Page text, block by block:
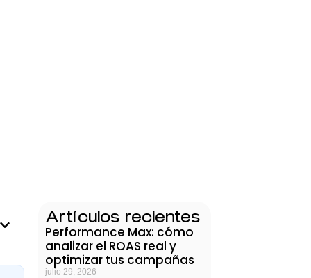
Artículos recientes
Performance Max: cómo
analizar el ROAS real y
optimizar tus campañas
julio 29, 2026